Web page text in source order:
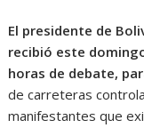
El presidente de
recibió este
horas de debate,
de carreteras
manifestantes que